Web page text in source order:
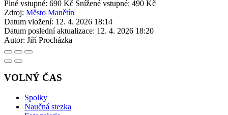
Plné vstupné: 690 Kč Snížené vstupné: 490 Kč
Zdroj: Město Manětín
Datum vložení: 12. 4. 2026 18:14
Datum poslední aktualizace: 12. 4. 2026 18:20
Autor: Jiří Procházka
VOLNÝ ČAS
Spolky
Naučná stezka